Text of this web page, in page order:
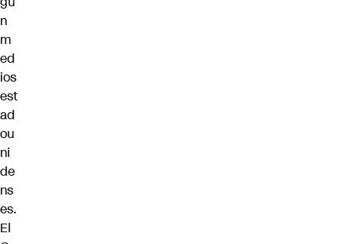
n
m
ed
ios
est
ad
ou
ni
de
ns
es.
El